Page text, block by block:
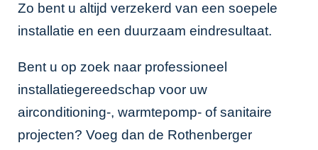
Zo bent u altijd verzekerd van een soepele
installatie en een duurzaam eindresultaat.
Bent u op zoek naar professioneel
installatiegereedschap voor uw
airconditioning-, warmtepomp- of sanitaire
projecten? Voeg dan de Rothenberger